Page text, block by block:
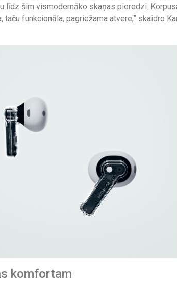
līdz šim vismodernāko skaņas pieredzi.
taču funkcionāla, pagriežama atvere,” skaidro
komfortam